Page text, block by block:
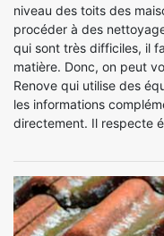
niveau des toits des
procéder à des
qui sont très difficiles, il
matière. Donc, on peut
Renove qui utilise des
les informations
directement. Il respecte